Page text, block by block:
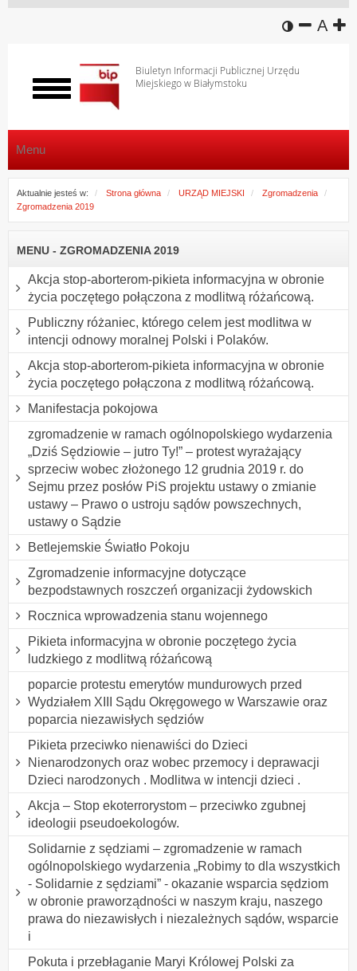
wersja
A
Biuletyn Informacji Publicznej Urzędu
Miejskiego w Białymstoku
Włącz
menu
Menu
Aktualnie jesteś w: Strona główna URZĄD MIEJSKI
Zgromadzenia
Zgromadzenia 2019
MENU - ZGROMADZENIA 2019
Akcja stop-aborterom-pikieta informacyjna w obronie
życia poczętego połączona z modlitwą różańcową.
Publiczny różaniec, którego celem jest modlitwa w
intencji odnowy moralnej Polski i Polaków.
Akcja stop-aborterom-pikieta informacyjna w obronie
życia poczętego połączona z modlitwą różańcową.
Manifestacja pokojowa
zgromadzenie w ramach ogólnopolskiego wydarzenia
„Dziś Sędziowie – jutro Ty!” – protest wyrażający
sprzeciw wobec złożonego 12 grudnia 2019 r. do
Sejmu przez posłów PiS projektu ustawy o zmianie
ustawy – Prawo o ustroju sądów powszechnych,
ustawy o Sądzie
Betlejemskie Światło Pokoju
Zgromadzenie informacyjne dotyczące
bezpodstawnych roszczeń organizacji żydowskich
Rocznica wprowadzenia stanu wojennego
Pikieta informacyjna w obronie poczętego życia
ludzkiego z modlitwą różańcową
poparcie protestu emerytów mundurowych przed
Wydziałem XIII Sądu Okręgowego w Warszawie oraz
poparcia niezawisłych sędziów
Pikieta przeciwko nienawiści do Dzieci
Nienarodzonych oraz wobec przemocy i deprawacji
Dzieci narodzonych . Modlitwa w intencji dzieci .
Akcja – Stop ekoterrorystom – przeciwko zgubnej
ideologii pseudoekologów.
Solidarnie z sędziami – zgromadzenie w ramach
ogólnopolskiego wydarzenia „Robimy to dla wszystkich
- Solidarnie z sędziami” - okazanie wsparcia sędziom
w obronie praworządności w naszym kraju, naszego
prawa do niezawisłych i niezależnych sądów, wsparcie
i
Pokuta i przebłaganie Maryi Królowej Polski za